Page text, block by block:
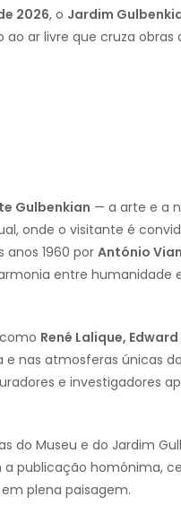
2026, o Jardim
ao ar livre que cruza
Gulbenkian — a arte e a
onde o visitante é
1960 por António
entre humanidade
René Lalique,
nas atmosferas únicas
e investigadores
do Museu e do Jardim
publicação homónima,
plena paisagem.